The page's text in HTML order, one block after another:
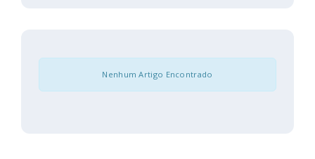
Nenhum Artigo Encontrado